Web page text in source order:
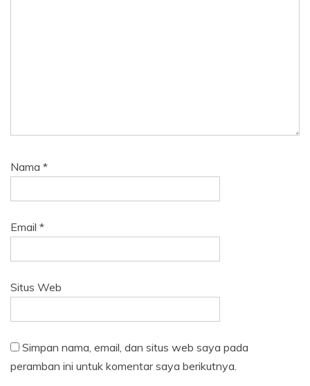
Nama *
Email *
Situs Web
Simpan nama, email, dan situs web saya pada
peramban ini untuk komentar saya berikutnya.